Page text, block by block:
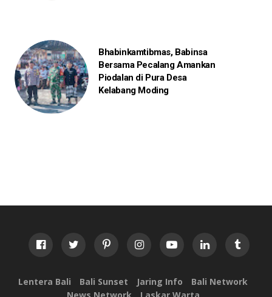
Bhabinkamtibmas, Babinsa
Bersama Pecalang Amankan
Piodalan di Pura Desa
Kelabang Moding
Lentera Bali Bali Sunset Jaring Info
Bali Network